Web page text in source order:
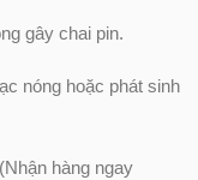
gây chai pin.
nóng hoặc phát sinh
(Nhận hàng ngay